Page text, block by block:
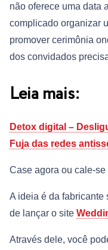
não oferece uma data
complicado organizar
promover cerimônia
dos convidados
Leia mais:
Detox digital –
Fuja das redes
Case agora ou cale-se
A ideia é da fabricante
de lançar o site
Através dele, você